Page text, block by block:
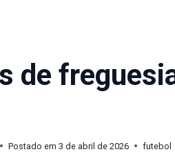
de
Postado em 3 de abril de 2026 futebol